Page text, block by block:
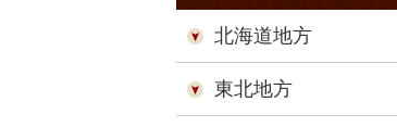
北海道地方
東北地方